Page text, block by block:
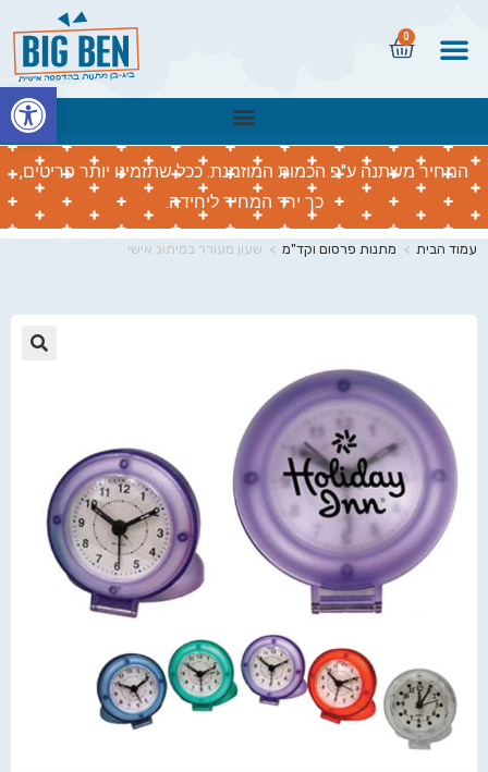
0
המחיר משתנה ע"פ הכמות המוזמנת. ככל שתזמינו יותר פריטים,
כך ירד המחיר ליחידה.
עמוד הבית > מתנות פרסום וקד"מ > שעון מעורר במיתוג אישי